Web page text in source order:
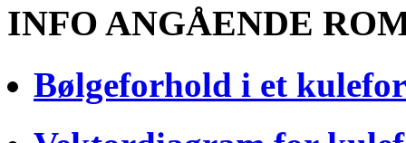
INFO ANGÅENDE
Bølgeforhold i et